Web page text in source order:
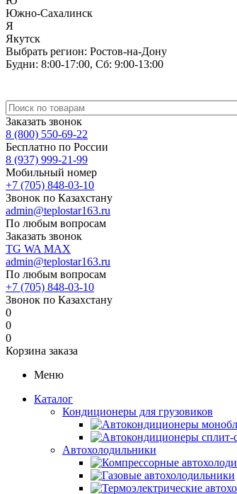
Южно-Сахалинск
Я
Якутск
Выбрать регион: Ростов-на-Дону
Будни: 8:00‑17:00, Сб: 9:00‑13:00
Заказать звонок
8 (800) 550-69-22
Бесплатно по России
8 (937) 999-21-99
Мобильный номер
+7 (705) 848-03-10
Звонок по Казахстану
admin@teplostar163.ru
По любым вопросам
Заказать звонок
TG WA MAX
admin@teplostar163.ru
По любым вопросам
+7 (705) 848-03-10
Звонок по Казахстану
0
0
0
Корзина заказа
Меню
Каталог
Кондиционеры для грузовиков
Автохолодильники